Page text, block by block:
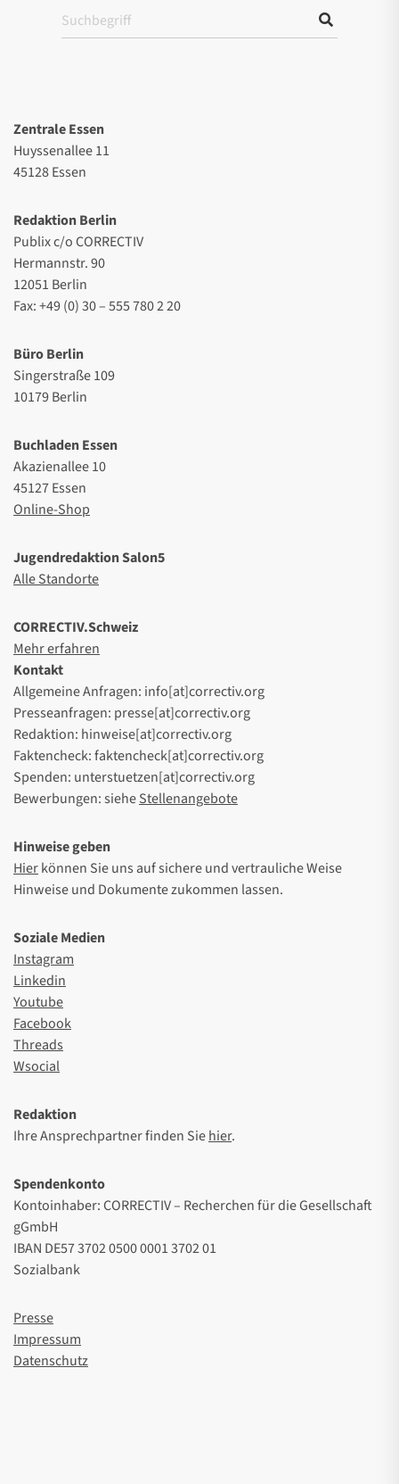
Zentrale Essen
Huyssenallee 11
45128 Essen
Redaktion Berlin
Publix c/o CORRECTIV
Hermannstr. 90
12051 Berlin
Fax: +49 (0) 30 – 555 780 2 20
Büro Berlin
Singerstraße 109
10179 Berlin
Buchladen Essen
Akazienallee 10
45127 Essen
Online-Shop
Jugendredaktion Salon5
Alle Standorte
CORRECTIV.Schweiz
Mehr erfahren
Kontakt
Allgemeine Anfragen: info[at]correctiv.org
Presseanfragen: presse[at]correctiv.org
Redaktion: hinweise[at]correctiv.org
Faktencheck: faktencheck[at]correctiv.org
Spenden: unterstuetzen[at]correctiv.org
Bewerbungen: sieheStellenangebote
Hinweise geben
Hierkönnen Sie uns auf sichere und vertrauliche Weise
Hinweise und Dokumente zukommen lassen.
Soziale Medien
Instagram
Linkedin
Youtube
Facebook
Threads
Wsocial
Redaktion
Ihre Ansprechpartner finden Siehier.
Spendenkonto
Kontoinhaber: CORRECTIV – Recherchen für die Gesellschaft
gGmbH
IBAN DE57 3702 0500 0001 3702 01
Sozialbank
Presse
Impressum
Datenschutz